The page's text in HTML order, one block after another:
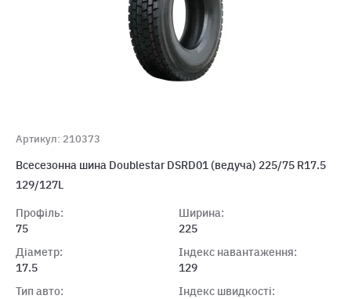
Артикул: 210373
Всесезонна шина Doublestar DSRD01 (ведуча) 225/75 R17.5
129/127L
Профіль:
75
Діаметр:
17.5
Тип авто:
Ширина:
225
Індекс навантаження:
129
Індекс швидкості: